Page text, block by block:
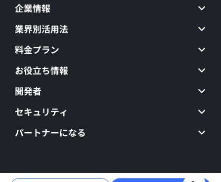
企業情報
業界別活用法
料金プラン
お役立ち情報
開発者
セキュリティ
パートナーになる